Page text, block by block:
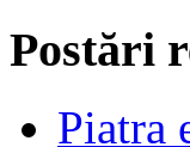
Postări
Piatra